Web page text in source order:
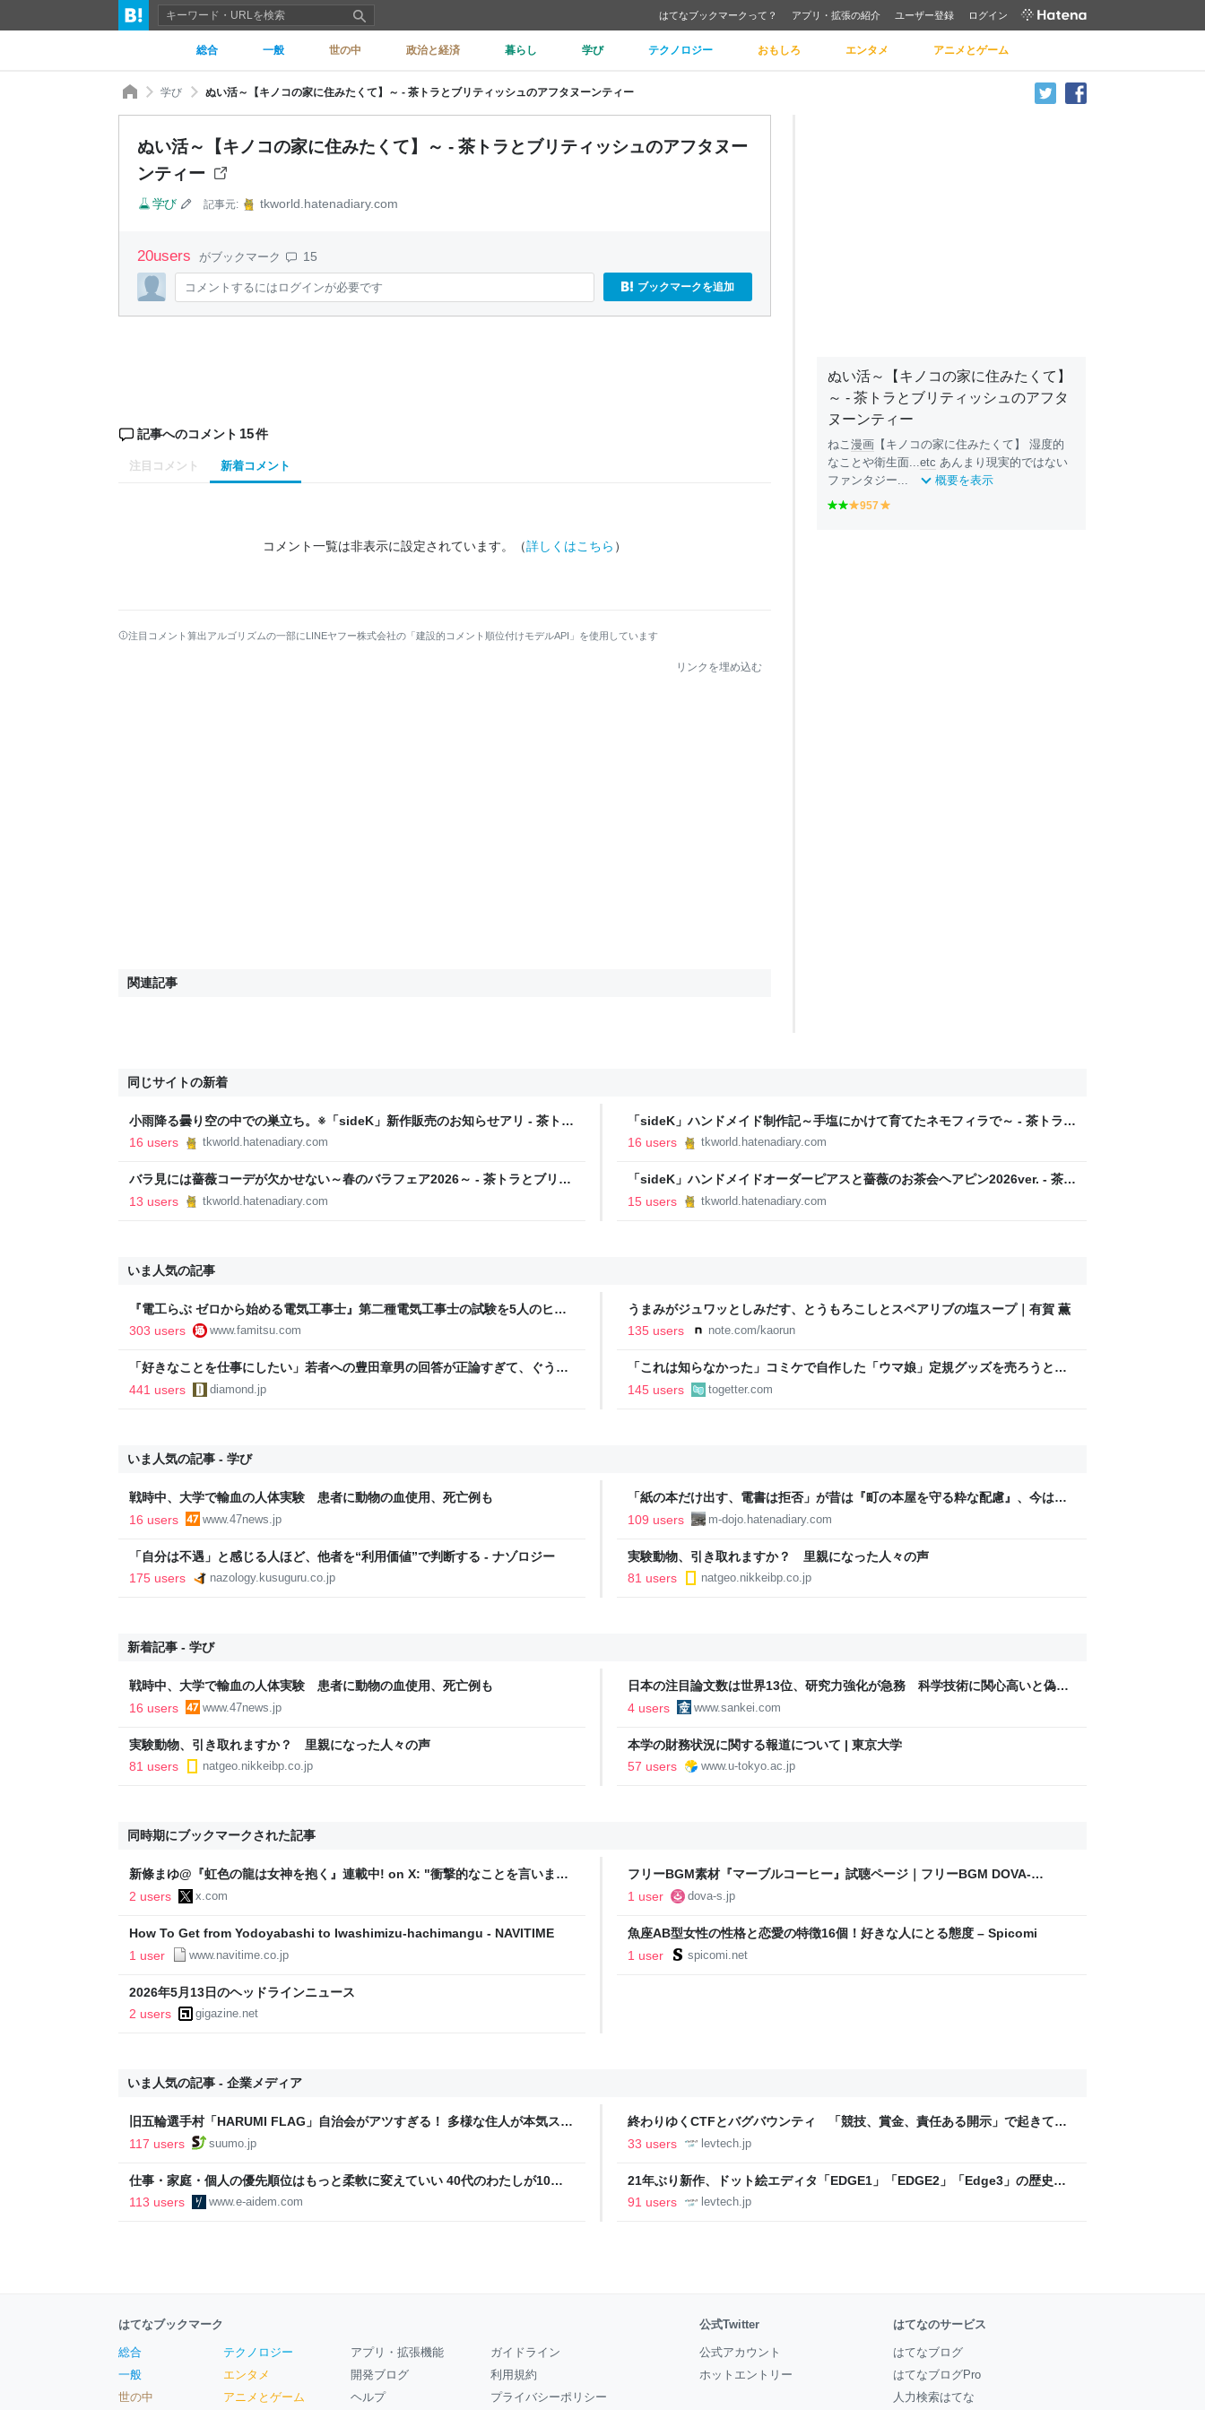
はてなブックマークって？ アプリ・拡張の紹介 ユーザー登録 ログイン
総合 一般 世の中 政治と経済 暮らし 学び テクノロジー おもしろ エンタメ アニメとゲーム
学び ぬい活～【キノコの家に住みたくて】～ - 茶トラとブリティッシュのアフタヌーンティー
ぬい活～【キノコの家に住みたくて】～ - 茶トラとブリティッシュのアフタヌー
ンティー
学び 記事元: tkworld.hatenadiary.com
20users がブックマーク 15
コメントするにはログインが必要です ブックマークを追加
記事へのコメント 15件
注目コメント 新着コメント
コメント一覧は非表示に設定されています。 （詳しくはこちら ）
注目コメント算出アルゴリズムの一部にLINEヤフー株式会社の「建設的コメント順位付けモデルAPI」を使用しています
リンクを埋め込む
関連記事
ぬい活～【キノコの家に住みたくて】
～ - 茶トラとブリティッシュのアフタ
ヌーンティー
ねこ 漫画 【キノコの家に住みたくて】 湿度的
なことや衛生面...etc あんまり現実的ではない
ファンタジー...
概要を表示
ggy
957
同じサイトの新着
小雨降る曇り空の中での巣立ち。※「sideK」新作販売のお知らせアリ - 茶トラ
とブリティッシュのアフタヌーンティー
16 users tkworld.hatenadiary.com
「sideK」ハンドメイド制作記～手塩にかけて育てたネモフィラで～ - 茶トラと
ブリティッシュのアフタヌーンティー
16 users tkworld.hatenadiary.com
バラ見には薔薇コーデが欠かせない～春のバラフェア2026～ - 茶トラとブリテ
ィッシュのアフタヌーンティー
13 users tkworld.hatenadiary.com
「sideK」ハンドメイドオーダーピアスと薔薇のお茶会ヘアピン2026ver. - 茶ト
ラとブリティッシュのアフタヌーンティー
15 users tkworld.hatenadiary.com
いま人気の記事
『電工らぶ ゼロから始める電気工事士』第二種電気工事士の試験を5人のヒロ
インと勉強。青春しながら“過去問1000問”や“本番形式CBT模擬試験”で本格的
303 users www.famitsu.com
うまみがジュワッとしみだす、とうもろこしとスペアリブの塩スープ｜有賀 薫
135 users
note.com/kaorun
「好きなことを仕事にしたい」若者への豊田章男の回答が正論すぎて、ぐうの
音も出なかった
441 users diamond.jp
「これは知らなかった」コミケで自作した「ウマ娘」定規グッズを売ろうとす
るも、インチ目盛りを付けたため経産省の規約に抵触、販売見送りに
145 users togetter.com
いま人気の記事 - 学び
戦時中、大学で輸血の人体実験 患者に動物の血使用、死亡例も
16 users
www.47news.jp
「紙の本だけ出す、電書は拒否」が昔は『町の本屋を守る粋な配慮』、今は
『差別者』となる…のだろうか？ - INVISIBLE Dojo. ーQUIET & COLORFUL
109 users m-dojo.hatenadiary.com
「自分は不遇」と感じる人ほど、他者を“利用価値”で判断する - ナゾロジー
175 users
nazology.kusuguru.co.jp
実験動物、引き取れますか？ 里親になった人々の声
81 users
natgeo.nikkeibp.co.jp
新着記事 - 学び
戦時中、大学で輸血の人体実験 患者に動物の血使用、死亡例も
16 users
www.47news.jp
日本の注目論文数は世界13位、研究力強化が急務 科学技術に関心高いと偽・
誤情報に耐性
4 users www.sankei.com
実験動物、引き取れますか？ 里親になった人々の声
81 users
natgeo.nikkeibp.co.jp
本学の財務状況に関する報道について | 東京大学
57 users
www.u-tokyo.ac.jp
同時期にブックマークされた記事
新條まゆ@『虹色の龍は女神を抱く』連載中! on X: "衝撃的なことを言います
と 実はどうしてもこのシーンの原稿が見当たらず😣 この場をお借りして関係
各位に呼びかけますが、この人どこかで見かけませんでしたか？ もしくは
「あ！原稿返却し忘れた！」なんて企業はいらっしゃいませんか？ 人気キャラ
なのでこのページだけ使用することが多いんです🥲"
2 users x.com
フリーBGM素材『マーブルコーヒー』試聴ページ｜フリーBGM DOVA-
SYNDROME
1 user dova-s.jp
How To Get from Yodoyabashi to Iwashimizu-hachimangu - NAVITIME
1 user
www.navitime.co.jp
魚座AB型女性の性格と恋愛の特徴16個！好きな人にとる態度 – Spicomi
1 user
spicomi.net
2026年5月13日のヘッドラインニュース
2 users
gigazine.net
いま人気の記事 - 企業メディア
旧五輪選手村「HARUMI FLAG」自治会がアツすぎる！ 多様な住人が本気スキ
ルで挑む、盆踊り2万人集客や交通改善など“街の価値向上”戦略 東京・中央
117 users suumo.jp
終わりゆくCTFとバグバウンティ 「競技、賞金、責任ある開示」で起きてい
ること【フォーカス】 - レバテックLAB
33 users levtech.jp
仕事・家庭・個人の優先順位はもっと柔軟に変えていい 40代のわたしが10年
後の自分に伝えたいこと - りっすん by イーアイデム
113 users www.e-aidem.com
21年ぶり新作、ドット絵エディタ「EDGE1」「EDGE2」「Edge3」の歴史に
ついて作者に聞く【フォーカス】 - レバテックLAB
91 users levtech.jp
はてなブックマーク
総合
一般
世の中
テクノロジー
エンタメ
アニメとゲーム
アプリ・拡張機能
開発ブログ
ヘルプ
ガイドライン
利用規約
プライバシーポリシー
公式Twitter
公式アカウント
ホットエントリー
はてなのサービス
はてなブログ
はてなブログPro
人力検索はてな